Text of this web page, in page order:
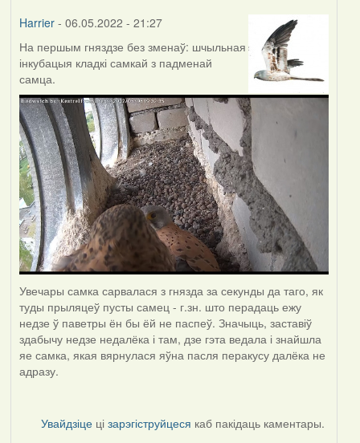
Harrier- 06.05.2022 - 21:27
На першым гняздзе без зменаў: шчыльная
інкубацыя кладкі самкай з падменай
самца.
Увечары самка сарвалася з гнязда за секунды да таго, як
туды прыляцеў пусты самец - г.зн. што перадаць ежу
недзе ў паветры ён бы ёй не паспеў. Значыць, заставіў
здабычу недзе недалёка і там, дзе гэта ведала і знайшла
яе самка, якая вярнулася яўна пасля перакусу далёка не
адразу.
Увайдзіце цізарэгіструйцеся каб пакідаць каментары.